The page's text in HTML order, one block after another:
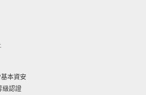
本資安
級認證